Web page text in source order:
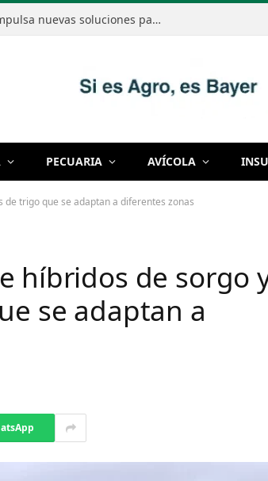
Bayer mostró cómo la innovación impulsa nuevas soluciones para producir de manera cada vez más eficiente
PECUARIA AVÍCOLA
trigo que se adaptan a diferentes zonas
híbridos de sorgo
se adaptan a